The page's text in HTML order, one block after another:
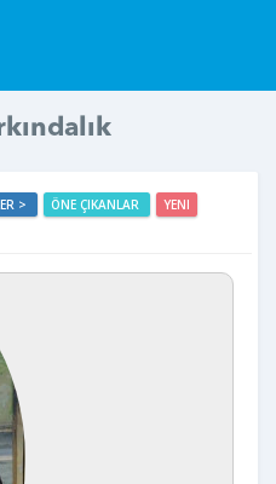
> ÖNE ÇIKANLAR
YENI